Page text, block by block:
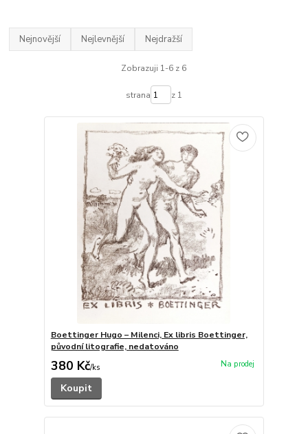
Nejnovější Nejlevnější Nejdražší
Zobrazuji 1-6 z 6
strana z 1
Boettinger Hugo – Milenci, Ex libris Boettinger,
původní litografie, nedatováno
380 Kč/ks
Koupit